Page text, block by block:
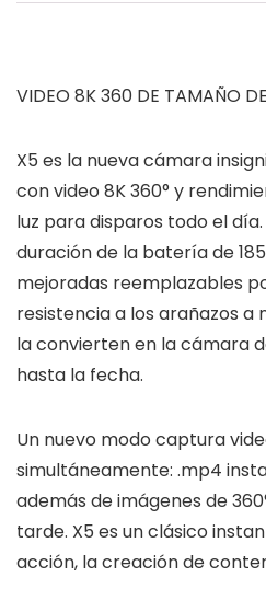
VIDEO 8K 360 DE TAMAÑO
X5 es la nueva cámara
con video 8K 360° y
luz para disparos todo el
duración de la batería de
mejoradas reemplazables
resistencia a los arañazos a
la convierten en la cámara
hasta la fecha.
Un nuevo modo captura
simultáneamente: .mp4
además de imágenes de
tarde. X5 es un clásico
acción, la creación de